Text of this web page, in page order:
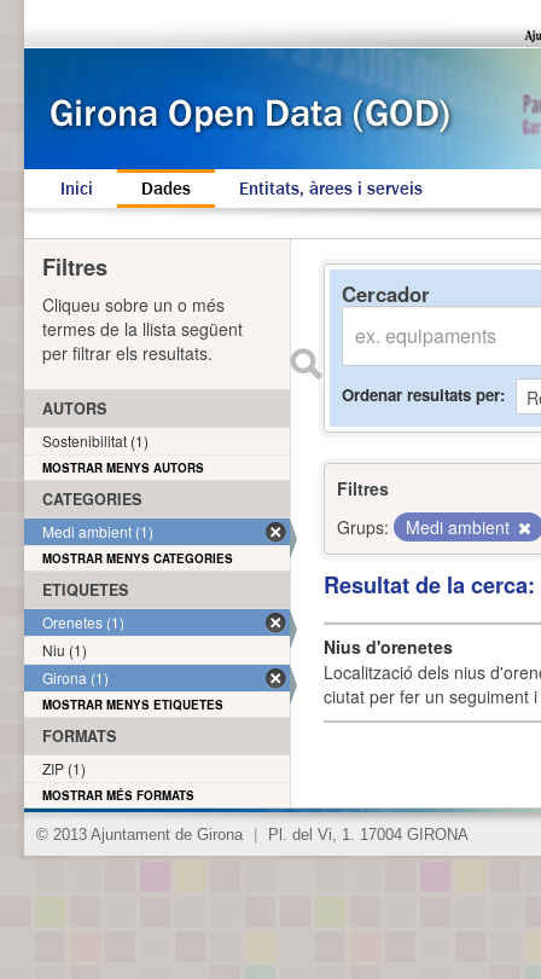
Inici Dades Entitats, àrees i serveis
Cercador
Ordenar resultats per
Filtres
Grups:
Medi ambient
Resultat de la
Nius d'orenetes
Localització dels nius
ciutat per fer un seguiment
Filtres
Cliqueu sobre un o més
termes de la llista següent
per filtrar els resultats.
AUTORS
Sostenibilitat (1)
MOSTRAR MENYS AUTORS
CATEGORIES
Medi ambient (1)
MOSTRAR MENYS CATEGORIES
ETIQUETES
Orenetes (1)
Niu (1)
Girona (1)
MOSTRAR MENYS ETIQUETES
FORMATS
ZIP (1)
MOSTRAR MÉS FORMATS
© 2013 Ajuntament de Girona Pl. del Vi, 1. 17004 GIRONA